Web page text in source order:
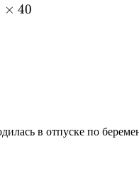
= СДЗ \times
× 40
в отпуске по